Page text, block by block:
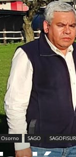
Osorno SAGO SAGOFISUR